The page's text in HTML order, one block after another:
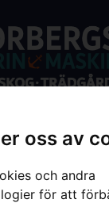
oss av
och andra
för att